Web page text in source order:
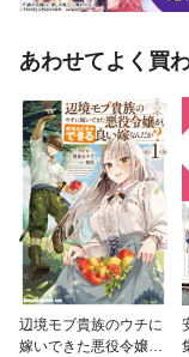
あわせてよく買
辺境モブ貴族のウチに
嫁いできた悪役令嬢